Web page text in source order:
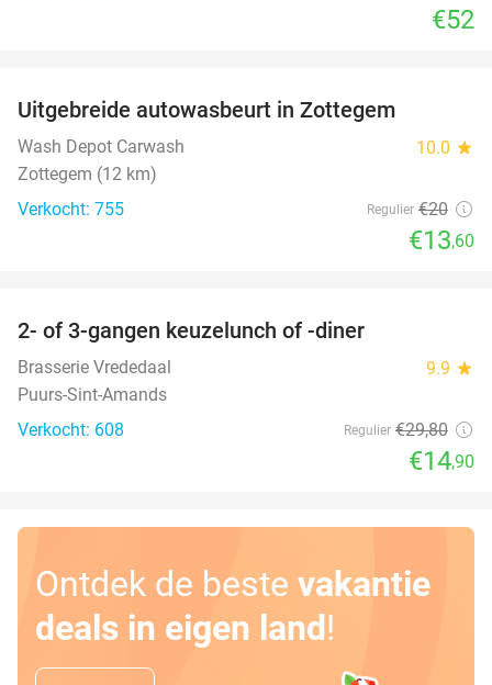
€52
Uitgebreide autowasbeurt in Zottegem
Wash Depot Carwash 10.0 star
Zottegem (12 km)
Verkocht: 755
Regulier €20
€13,60
2- of 3-gangen keuzelunch of -diner
Brasserie Vrededaal 9.9 star
Puurs-Sint-Amands
Verkocht: 608
Regulier €29,80
€14,90
Ontdek de beste vakantie
deals in eigen land!